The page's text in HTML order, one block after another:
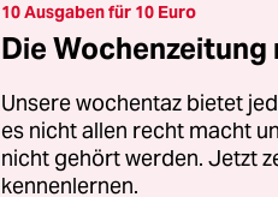
10 Ausgaben für 10 Euro
Die
Unsere wochentaz bietet
es nicht allen recht macht
nicht gehört werden. Jetzt
kennenlernen.